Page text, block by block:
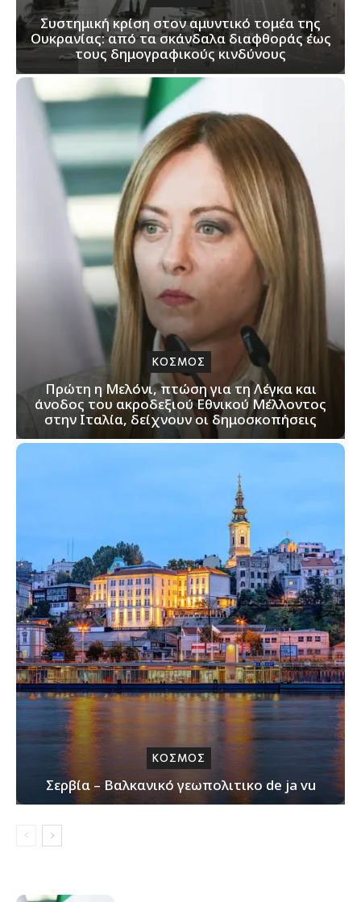
Συστημική κρίση στον αμυντικό τομέα της
Ουκρανίας: από τα σκάνδαλα διαφθοράς έως
τους δημογραφικούς κινδύνους
ΚΟΣΜΟΣ
Πρώτη η Μελόνι, πτώση για τη Λέγκα και
άνοδος του ακροδεξιού Εθνικού Μέλλοντος
στην Ιταλία, δείχνουν οι δημοσκοπήσεις
ΚΟΣΜΟΣ
Σερβία – Βαλκανικό γεωπολιτικο de ja vu